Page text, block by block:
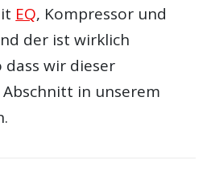
EQ, Kompressor und
der ist wirklich
dass wir dieser
in unserem